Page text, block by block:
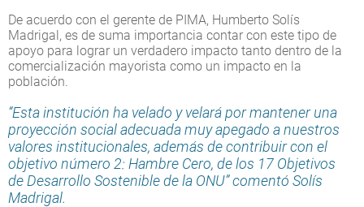
De acuerdo con el gerente de PIMA, Humberto Solís
Madrigal, es de suma importancia contar con este tipo de
apoyo para lograr un verdadero impacto tanto dentro de la
comercialización mayorista como un impacto en la
población.
“Esta institución ha velado y velará por mantener una
proyección social adecuada muy apegado a nuestros
valores institucionales, además de contribuir con el
objetivo número 2: Hambre Cero, de los 17 Objetivos
de Desarrollo Sostenible de la ONU” comentó Solís
Madrigal.